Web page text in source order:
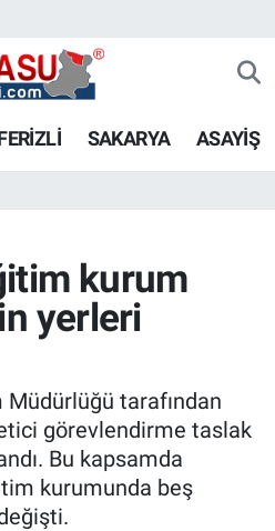
SAKARYA ASAYİŞ
kurum
yerleri
tarafından
görevlendirme taslak
Bu kapsamda
kurumunda beş